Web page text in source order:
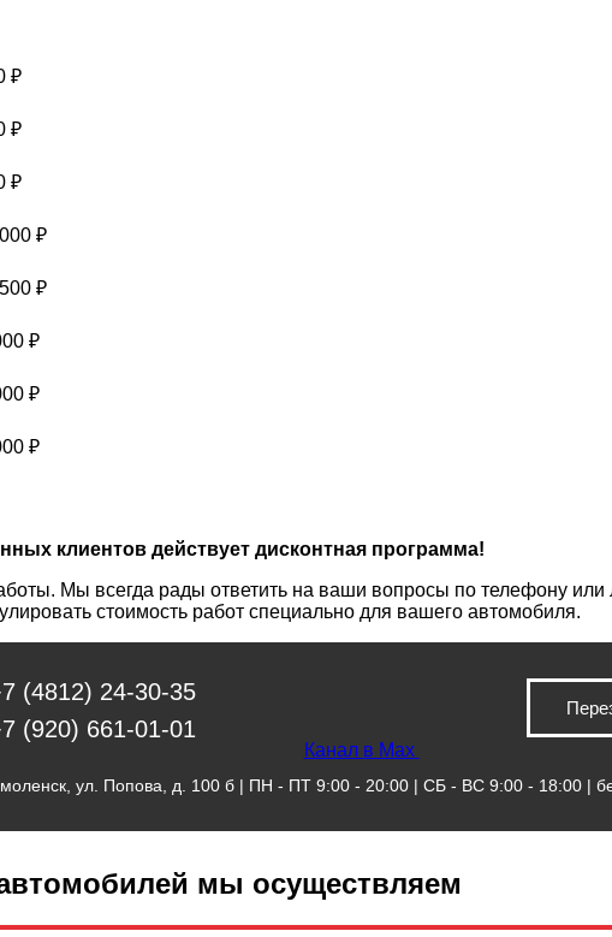
₽
₽
₽
₽
₽
₽
₽
₽
клиентов действует дисконтная программа!
Мы всегда рады ответить на ваши вопросы по телефону или
стоимость работ специально для вашего автомобиля.
(4812) 24-30-35
(920) 661-01-01
Канал в Max
ул. Попова, д. 100 б | ПН - ПТ 9:00 - 20:00 | СБ - ВС 9:00 - 18:00 |
мы осуществляем